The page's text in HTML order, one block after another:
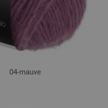
04-mauve